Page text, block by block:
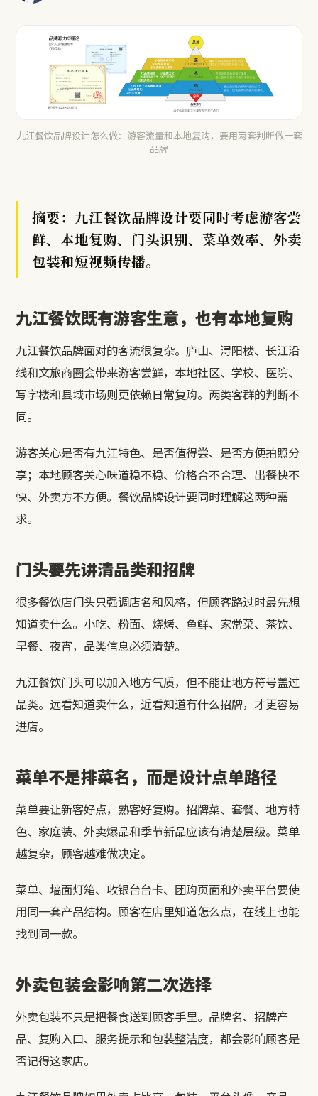
九江餐饮品牌设计怎么做：游客流量和本地复购，要用两套判断做一套
品牌
摘要：九江餐饮品牌设计要同时考虑游客尝
鲜、本地复购、门头识别、菜单效率、外卖
包装和短视频传播。
九江餐饮既有游客生意，也有本地复购
九江餐饮品牌面对的客流很复杂。庐山、浔阳楼、长江沿
线和文旅商圈会带来游客尝鲜，本地社区、学校、医院、
写字楼和县域市场则更依赖日常复购。两类客群的判断不
同。
游客关心是否有九江特色、是否值得尝、是否方便拍照分
享；本地顾客关心味道稳不稳、价格合不合理、出餐快不
快、外卖方不方便。餐饮品牌设计要同时理解这两种需
求。
门头要先讲清品类和招牌
很多餐饮店门头只强调店名和风格，但顾客路过时最先想
知道卖什么。小吃、粉面、烧烤、鱼鲜、家常菜、茶饮、
早餐、夜宵，品类信息必须清楚。
九江餐饮门头可以加入地方气质，但不能让地方符号盖过
品类。远看知道卖什么，近看知道有什么招牌，才更容易
进店。
菜单不是排菜名，而是设计点单路径
菜单要让新客好点，熟客好复购。招牌菜、套餐、地方特
色、家庭装、外卖爆品和季节新品应该有清楚层级。菜单
越复杂，顾客越难做决定。
菜单、墙面灯箱、收银台台卡、团购页面和外卖平台要使
用同一套产品结构。顾客在店里知道怎么点，在线上也能
找到同一款。
外卖包装会影响第二次选择
外卖包装不只是把餐食送到顾客手里。品牌名、招牌产
品、复购入口、服务提示和包装整洁度，都会影响顾客是
否记得这家店。